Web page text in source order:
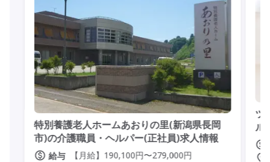
特別養護老人ホームあおりの里(新潟県長岡
市)の介護職員・ヘルパー(正社員)求人情報
給与
【月給】190,100円〜279,000円
ツ
ル